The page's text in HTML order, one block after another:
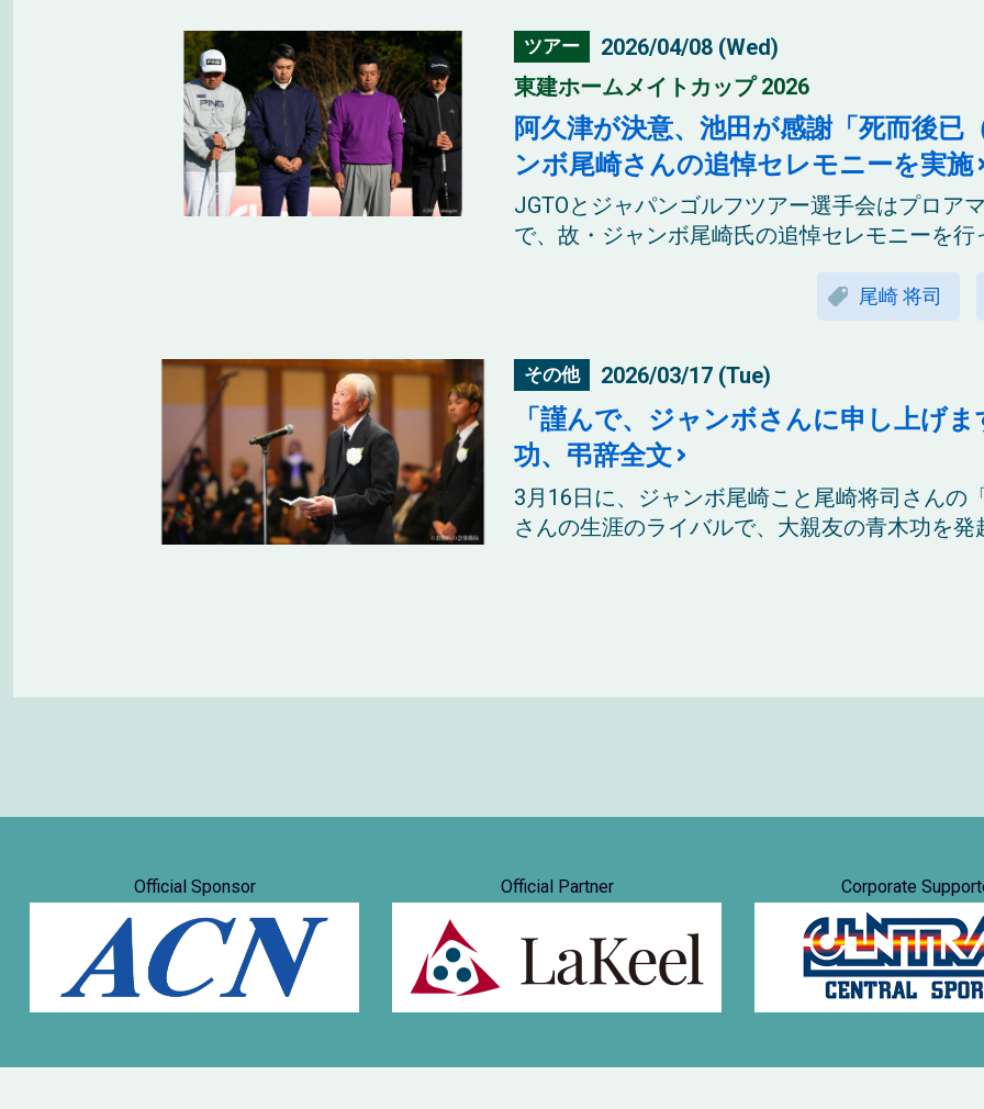
ツアー
2026/04/08 (Wed)
東建ホームメイトカップ 2026
阿久津が決意、池田が感謝「死而後已
ンボ尾崎さんの追悼セレモニーを実施
JGTOとジャパンゴルフツアー選手会はプロア
で、故・ジャンボ尾崎氏の追悼セレモニーを行
尾崎 将司
その他 2026/03/17 (Tue)
「謹んで、ジャンボさんに申し上げ
功、弔辞全文
3月16日に、ジャンボ尾崎こと尾崎将司さんの
さんの生涯のライバルで、大親友の青木功を
Official Sponsor Official Partner Corporate